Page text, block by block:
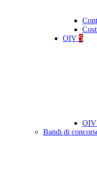
OIV 5
OIV
Bandi di